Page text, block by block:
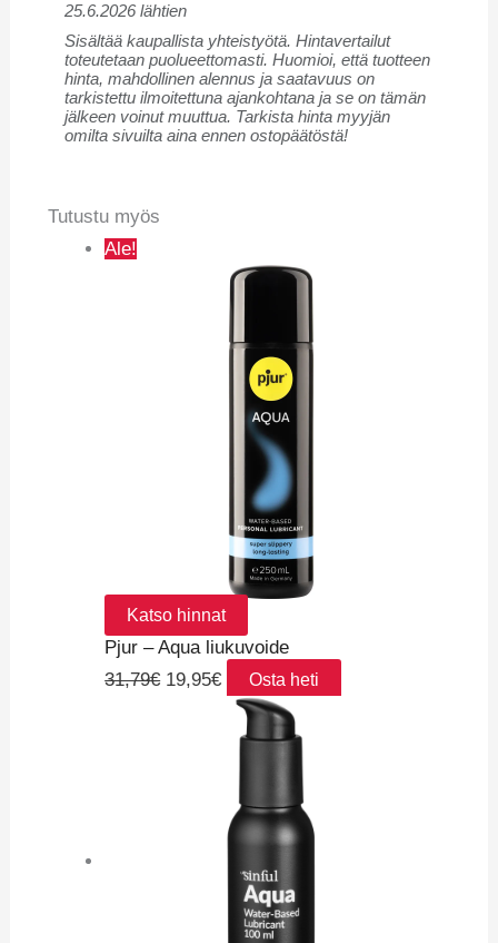
25.6.2026 lähtien
Sisältää kaupallista yhteistyötä. Hintavertailut
toteutetaan puolueettomasti. Huomioi, että tuotteen
hinta, mahdollinen alennus ja saatavuus on
tarkistettu ilmoitettuna ajankohtana ja se on tämän
jälkeen voinut muuttua. Tarkista hinta myyjän
omilta sivuilta aina ennen ostopäätöstä!
Tutustu myös
Ale!
Katso hinnat
Pjur – Aqua liukuvoide
31,79€ 19,95€ Osta heti